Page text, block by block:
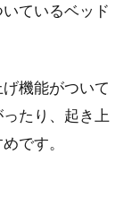
ているベッド
機能がついて
たり、起き上
です。